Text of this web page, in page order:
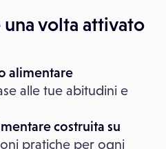
volta attivato
alimentare
alle tue abitudini e
costruita su
pratiche per ogni